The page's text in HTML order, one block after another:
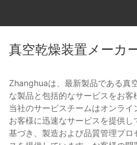
真空乾燥装置メーカ
Zhanghuaは、最新製品である真
な製品と包括的なサービスをお客
当社のサービスチームはオンラ
お客様に迅速なサービスを提供
基づき、製造および品質管理プ